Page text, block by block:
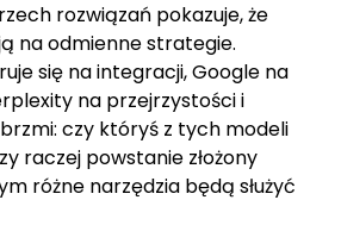
rozwiązań pokazuje, że
na odmienne strategie.
się na integracji, Google na
na przejrzystości i
czy któryś z tych modeli
raczej powstanie złożony
różne narzędzia będą służyć